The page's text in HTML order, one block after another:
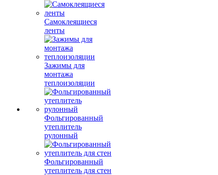
Самоклеящиеся
ленты
Зажимы для
монтажа
теплоизоляции
Фольгированный
утеплитель
рулонный
Фольгированный
утеплитель для стен